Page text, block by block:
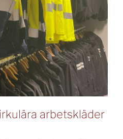
arbetskläder